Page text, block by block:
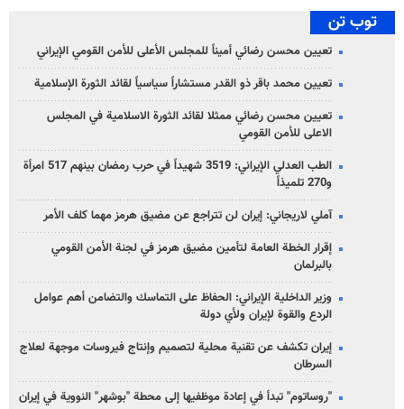
توب تن
تعيين محسن رضائي أميناً للمجلس الأعلى للأمن القومي الإيراني
تعيين محمد باقر ذو القدر مستشاراً سياسياً لقائد الثورة الإسلامية
تعيين محسن رضائي ممثلا لقائد الثورة الاسلامية في المجلس
الاعلى للأمن القومي
الطب العدلي الإيراني: 3519 شهيداً في حرب رمضان بينهم 517 امرأة
و270 تلميذاً
آملي لاريجاني: إيران لن تتراجع عن مضيق هرمز مهما كلف الأمر
إقرار الخطة العامة لتأمين مضيق هرمز في لجنة الأمن القومي
بالبرلمان
وزير الداخلية الإيراني: الحفاظ على التماسك والتضامن أهم عوامل
الردع والقوة لإيران ولأي دولة
إيران تكشف عن تقنية محلية لتصميم وإنتاج فيروسات موجهة لعلاج
السرطان
"روساتوم" تبدأ في إعادة موظفيها إلى محطة "بوشهر" النووية في إيران